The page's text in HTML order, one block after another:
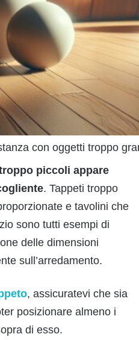
con oggetti troppo
piccoli appare
. Tappeti troppo
e tavolini che
sono tutti esempi di
delle dimensioni
sull’arredamento.
, assicuratevi che sia
posizionare almeno i
di esso.